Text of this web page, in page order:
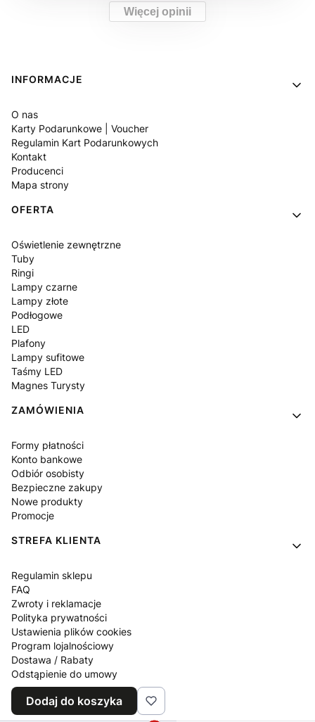
Więcej opinii
Linki w stopce
INFORMACJE
O nas
Karty Podarunkowe | Voucher
Regulamin Kart Podarunkowych
Kontakt
Producenci
Mapa strony
OFERTA
Oświetlenie zewnętrzne
Tuby
Ringi
Lampy czarne
Lampy złote
Podłogowe
LED
Plafony
Lampy sufitowe
Taśmy LED
Magnes Turysty
ZAMÓWIENIA
Formy płatności
Konto bankowe
Odbiór osobisty
Bezpieczne zakupy
Nowe produkty
Promocje
STREFA KLIENTA
Regulamin sklepu
FAQ
Zwroty i reklamacje
Polityka prywatności
Ustawienia plików cookies
Program lojalnościowy
Dostawa / Rabaty
Odstąpienie do umowy
Blog
Kontakt z nami
Dodaj do koszyka